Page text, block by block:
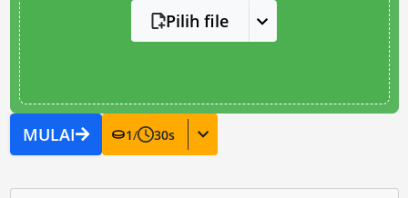
Pilih file
MULAI 1/ 30s